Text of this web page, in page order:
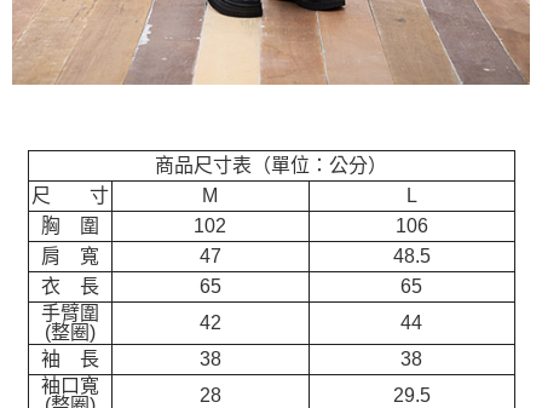
商品尺寸表（單位：公分）
尺 寸
M
L
胸 圍
102
106
肩 寬
47
48.5
衣 長
65
65
手臂圍
(整圈)
42
44
袖 長
38
38
袖口寬
28
29.5